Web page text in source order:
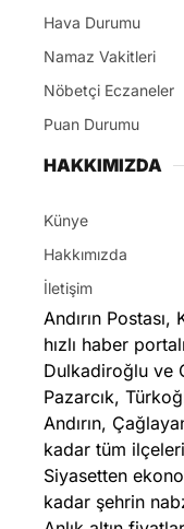
Hava Durumu
Namaz Vakitleri
Nöbetçi Eczaneler
Puan Durumu
HAKKIMIZDA
Künye
Hakkımızda
İletişim
Andırın
hızlı haber
Dulkadiroğlu ve
Pazarcık,
Andırın,
kadar tüm
Siyasetten
kadar şehrin